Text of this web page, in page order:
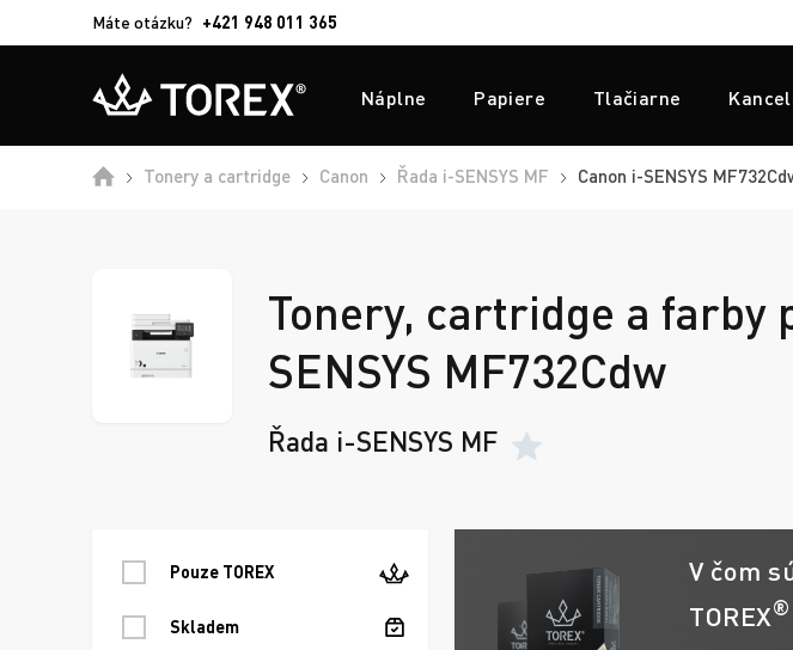
Máte otázku? +421 948 011 365
Náplne Papiere Tlačiarne
Tonery a cartridge Canon Řada i-SENSYS MF Canon i-SENSYS
Tonery, cartridge a farby
SENSYS MF732Cdw
Řada i-SENSYS MF
Pouze TOREX
Skladem
V čom
TOREX®